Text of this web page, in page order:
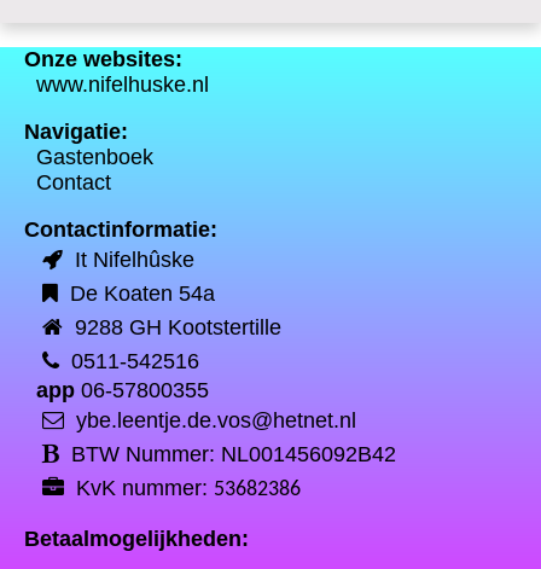
Onze websites:
www.nifelhuske.nl
Navigatie:
Gastenboek
Contact
Contactinformatie:
It Nifelhûske
De Koaten 54a
9288 GH Kootstertille
0511-542516
app 06-57800355
ybe.leentje.de.vos@hetnet.nl
BTW Nummer: NL001456092B42
KvK nummer: 53682386
Betaalmogelijkheden: